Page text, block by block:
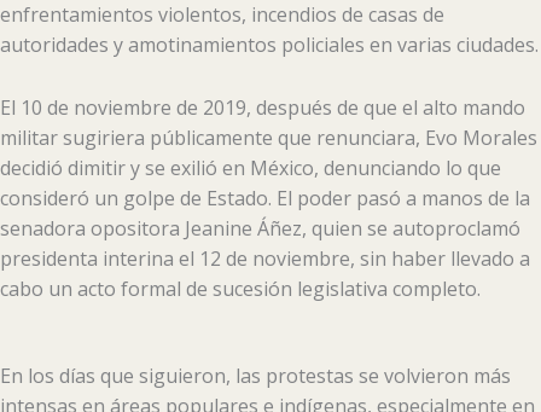
enfrentamientos violentos, incendios de casas de
autoridades y amotinamientos policiales en varias ciudades.
El 10 de noviembre de 2019, después de que el alto mando
militar sugiriera públicamente que renunciara, Evo Morales
decidió dimitir y se exilió en México, denunciando lo que
consideró un golpe de Estado. El poder pasó a manos de la
senadora opositora Jeanine Áñez, quien se autoproclamó
presidenta interina el 12 de noviembre, sin haber llevado a
cabo un acto formal de sucesión legislativa completo.
En los días que siguieron, las protestas se volvieron más
intensas en áreas populares e indígenas, especialmente en